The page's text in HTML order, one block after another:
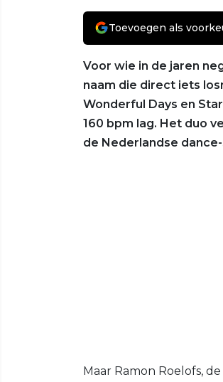
Toevoegen als
Voor wie in de jaren
naam die direct iets
Wonderful Days en
160 bpm lag. Het duo
de Nederlandse
Maar Ramon Roelofs,